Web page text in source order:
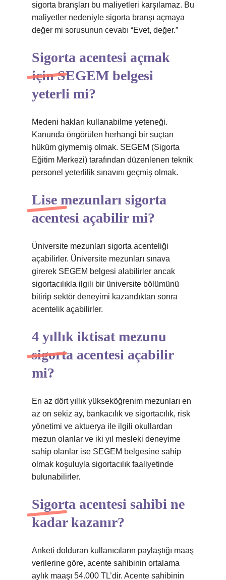
sigorta branşları bu maliyetleri karşılamaz. Bu
maliyetler nedeniyle sigorta branşı açmaya
değer mi sorusunun cevabı “Evet, değer.”
Sigorta acentesi açmak
için SEGEM belgesi
yeterli mi?
Medeni hakları kullanabilme yeteneği.
Kanunda öngörülen herhangi bir suçtan
hüküm giymemiş olmak. SEGEM (Sigorta
Eğitim Merkezi) tarafından düzenlenen teknik
personel yeterlilik sınavını geçmiş olmak.
Lise mezunları sigorta
acentesi açabilir mi?
Üniversite mezunları sigorta acenteliği
açabilirler. Üniversite mezunları sınava
girerek SEGEM belgesi alabilirler ancak
sigortacılıkla ilgili bir üniversite bölümünü
bitirip sektör deneyimi kazandıktan sonra
acentelik açabilirler.
4 yıllık iktisat mezunu
sigorta acentesi açabilir
mi?
En az dört yıllık yükseköğrenim mezunları en
az on sekiz ay, bankacılık ve sigortacılık, risk
yönetimi ve aktuerya ile ilgili okullardan
mezun olanlar ve iki yıl mesleki deneyime
sahip olanlar ise SEGEM belgesine sahip
olmak koşuluyla sigortacılık faaliyetinde
bulunabilirler.
Sigorta acentesi sahibi ne
kadar kazanır?
Anketi dolduran kullanıcıların paylaştığı maaş
verilerine göre, acente sahibinin ortalama
aylık maaşı 54.000 TL’dir. Acente sahibinin